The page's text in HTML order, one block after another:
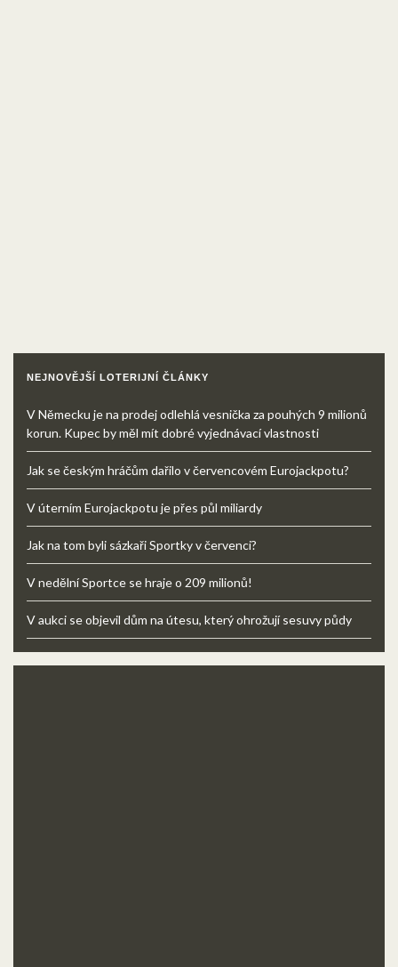
NEJNOVĚJŠÍ LOTERIJNÍ ČLÁNKY
V Německu je na prodej odlehlá vesnička za pouhých 9 milionů
korun. Kupec by měl mít dobré vyjednávací vlastnosti
Jak se českým hráčům dařilo v červencovém Eurojackpotu?
V úterním Eurojackpotu je přes půl miliardy
Jak na tom byli sázkaři Sportky v červenci?
V nedělní Sportce se hraje o 209 milionů!
V aukci se objevil dům na útesu, který ohrožují sesuvy půdy